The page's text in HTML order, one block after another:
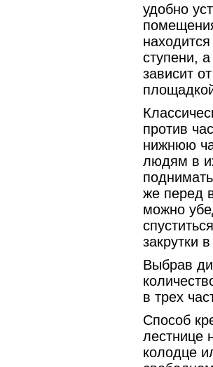
удобно
ступени,
зависит
против
нижнюю
людям в
же перед
можно
закрутки
Выбрав
в трех
Способ
лестнице
колодце